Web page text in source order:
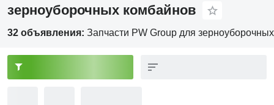
зерноуборочных комбайнов
32 объявления: Запчасти PW Group для